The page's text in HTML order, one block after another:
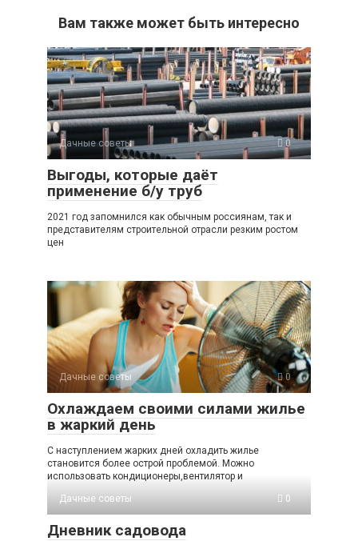
Вам также может быть интересно
Дачные советы 0
Выгоды, которые даёт
применение б/у труб
2021 год запомнился как обычным россиянам, так и
представителям строительной отрасли резким ростом
цен
Дачные советы 0
Охлаждаем своими силами жилье
в жаркий день
С наступлением жарких дней охладить жилье
становится более острой проблемой. Можно
использовать кондиционеры,вентилятор и
Дачные советы
0
Дневник садовода